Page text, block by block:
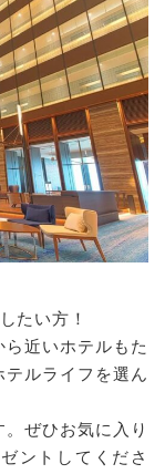
たい方！
近いホテルもた
ルライフを選ん
ぜひお気に入り
ントしてくださ